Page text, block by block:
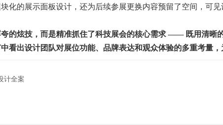
化的展示面板设计，还为后续参展更换内容预留了空间，可
的炫技，而是精准抓住了科技展会的核心需求 —— 既用清晰
看出设计团队对展位功能、品牌表达和观众体验的多重考量，
计全案